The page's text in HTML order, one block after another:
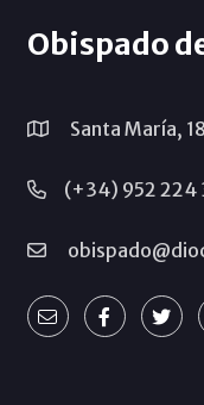
Obispado
Santa María,
(+34) 952 224